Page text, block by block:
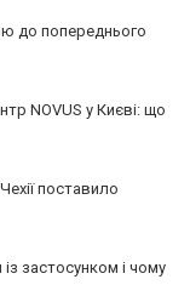
до попереднього
NOVUS у Києві: що
поставило
застосунком і чому